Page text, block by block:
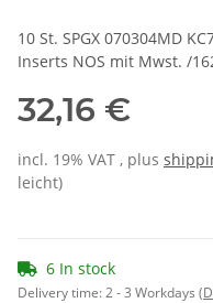
10 St. SPGX 070304MD
Inserts NOS mit Mwst. /
32,16 €
incl. 19% VAT , plus
leicht)
6 In stock
Delivery time:2 - 3 Workdays